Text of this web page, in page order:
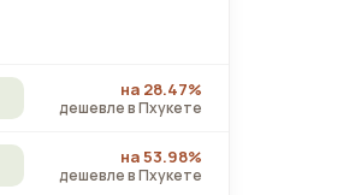
на 28.47%
дешевле в Пхукете
на 53.98%
дешевле в Пхукете